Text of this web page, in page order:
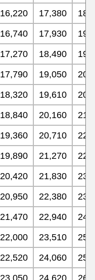
16,220 17,380
16,740 17,930
17,270 18,490
17,790 19,050
18,320 19,610
18,840 20,160
19,360 20,710
19,890 21,270
20,420 21,830
20,950 22,380
21,470 22,940
22,000 23,510
22,520 24,060
23,050 24,620